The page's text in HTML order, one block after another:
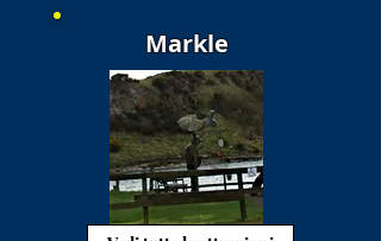
Markle